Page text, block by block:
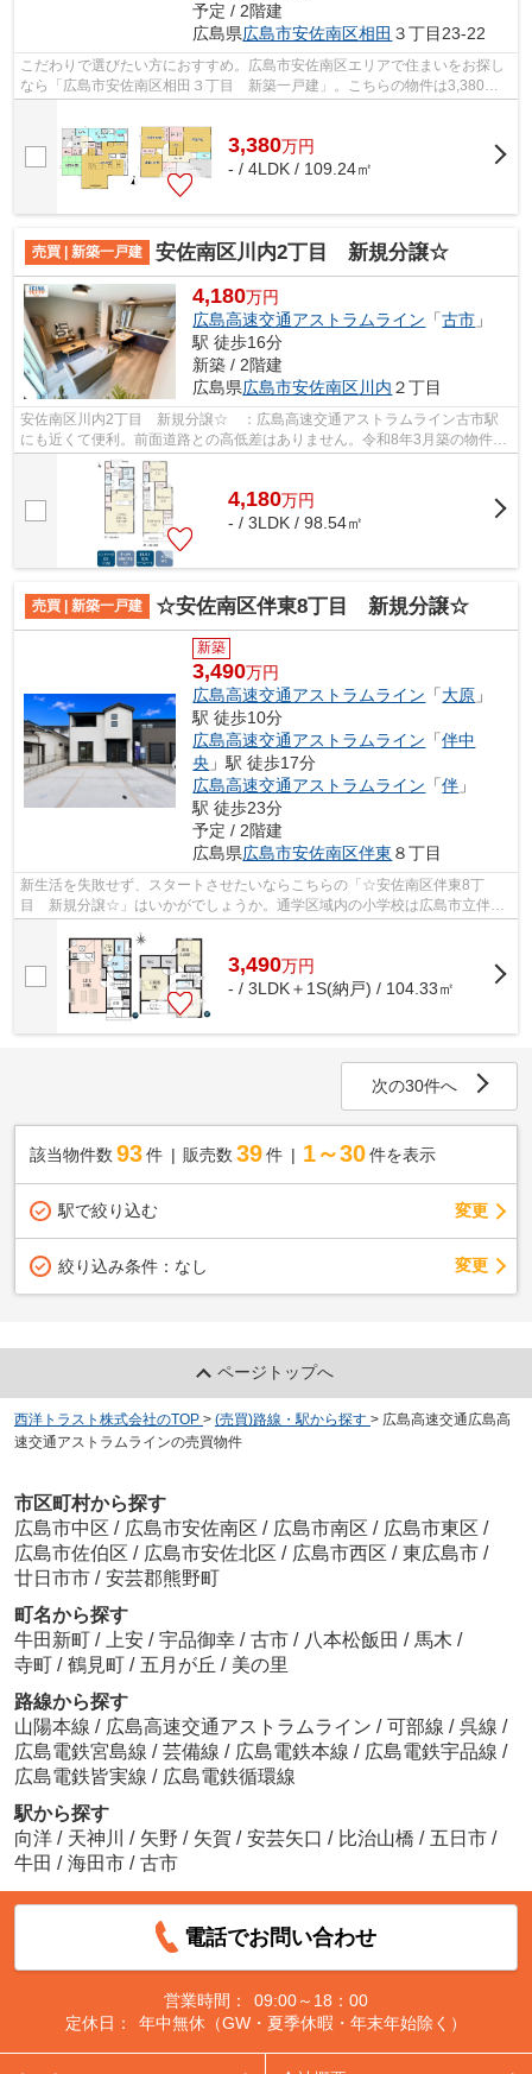
予定 / 2階建
広島県広島市安佐南区相田 ３丁目23-22
こだわりで選びたい方におすすめ。広島市安佐南区エリアで住まいをお探し
なら「広島市安佐南区相田３丁目 新築一戸建」。こちらの物件は3,380万
3,380万円
- / 4LDK / 109.24㎡
売買 | 新築一戸建 安佐南区川内2丁目 新規分譲☆
4,180万円
広島高速交通アストラムライン 「古市 」
駅 徒歩16分
新築 / 2階建
広島県広島市安佐南区川内 ２丁目
安佐南区川内2丁目 新規分譲☆ ：広島高速交通アストラムライン古市駅
にも近くて便利。前面道路との高低差はありません。令和8年3月築の物件と
なり、室内も綺麗です。戸建て物件をご...
4,180万円
- / 3LDK / 98.54㎡
売買 | 新築一戸建 ☆安佐南区伴東8丁目 新規分譲☆
新築
3,490万円
広島高速交通アストラムライン 「大原 」
駅 徒歩10分
広島高速交通アストラムライン 「伴中
央 」駅 徒歩17分
広島高速交通アストラムライン 「伴 」
駅 徒歩23分
予定 / 2階建
広島県広島市安佐南区伴東 ８丁目
新生活を失敗せず、スタートさせたいならこちらの「☆安佐南区伴東8丁
目 新規分譲☆」はいかがでしょうか。通学区域内の小学校は広島市立伴東
小学校で徒歩14分です。こちらの3,990万円...
3,490万円
- / 3LDK＋1S(納戸) / 104.33㎡
次の30件へ
該当物件数 93件 販売数 39 件 1～30 件を表示
駅で絞り込む 変更
絞り込み条件： なし 変更
ページトップへ
西洋トラスト株式会社のTOP > (売買)路線・駅から探す > 広島高速交通広島高
速交通アストラムラインの売買物件
市区町村から探す
広島市中区 / 広島市安佐南区 / 広島市南区 / 広島市東区 /
広島市佐伯区 / 広島市安佐北区 / 広島市西区 / 東広島市 /
廿日市市 / 安芸郡熊野町
町名から探す
牛田新町 / 上安 / 宇品御幸 / 古市 / 八本松飯田 / 馬木 /
寺町 / 鶴見町 / 五月が丘 / 美の里
路線から探す
山陽本線 / 広島高速交通アストラムライン / 可部線 / 呉線 /
広島電鉄宮島線 / 芸備線 / 広島電鉄本線 / 広島電鉄宇品線 /
広島電鉄皆実線 / 広島電鉄循環線
駅から探す
向洋 / 天神川 / 矢野 / 矢賀 / 安芸矢口 / 比治山橋 / 五日市 /
牛田 / 海田市 / 古市
電話でお問い合わせ
営業時間：
09:00～18：00
定休日：
年中無休（GW・夏季休暇・年末年始除く）